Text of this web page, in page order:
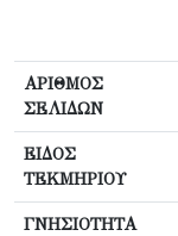
ΑΡΙΘΜΟΣ
ΣΕΛΙΔΩΝ
ΕΙΔΟΣ
ΤΕΚΜΗΡΙΟΥ
ΓΝΗΣΙΟΤΗΤΑ